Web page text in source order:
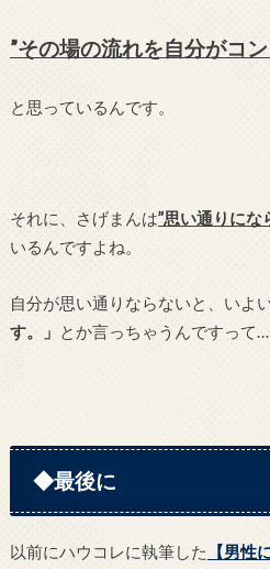
”その場の流れを自分がコ
と思っているんです。
それに、さげまんは”思い通りにな
いるんですよね。
自分が思い通りならないと、いよ
す。」 とか言っちゃうんですって…
◆最後に
以前にハウコレに執筆した
【男性